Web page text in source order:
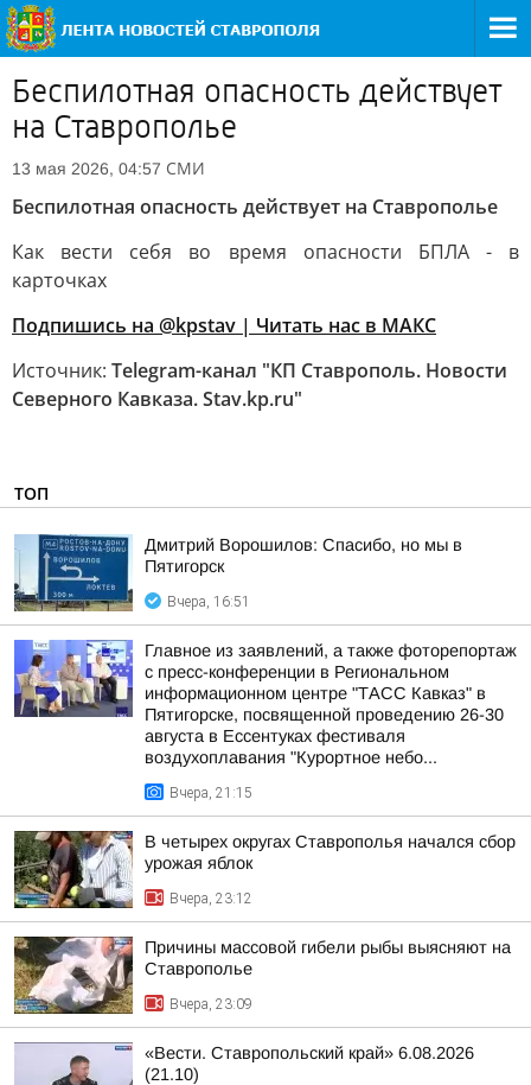
Беспилотная опасность действует
на Ставрополье
13 мая 2026, 04:57 СМИ
Беспилотная опасность действует на Ставрополье
Как вести себя во время опасности БПЛА - в
карточках
Подпишись на @kpstav | Читать нас в МАКС
Источник: Telegram-канал "КП Ставрополь. Новости
Северного Кавказа. Stav.kp.ru"
ТОП
Дмитрий Ворошилов: Спасибо, но мы в
Пятигорск
Вчера, 16:51
Главное из заявлений, а также фоторепортаж
с пресс-конференции в Региональном
информационном центре "ТАСС Кавказ" в
Пятигорске, посвященной проведению 26-30
августа в Ессентуках фестиваля
воздухоплавания "Курортное небо...
Вчера, 21:15
В четырех округах Ставрополья начался сбор
урожая яблок
Вчера, 23:12
Причины массовой гибели рыбы выясняют на
Ставрополье
Вчера, 23:09
«Вести. Ставропольский край» 6.08.2026
(21.10)